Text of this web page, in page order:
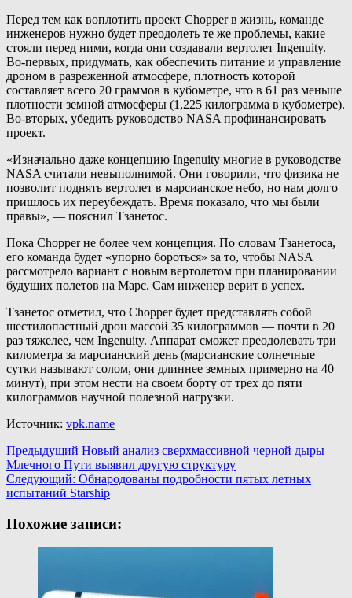
Перед тем как воплотить проект Chopper в жизнь, команде
инженеров нужно будет преодолеть те же проблемы, какие
стояли перед ними, когда они создавали вертолет Ingenuity.
Во-первых, придумать, как обеспечить питание и управление
дроном в разреженной атмосфере, плотность которой
составляет всего 20 граммов в кубометре, что в 61 раз меньше
плотности земной атмосферы (1,225 килограмма в кубометре).
Во-вторых, убедить руководство NASA профинансировать
проект.
«Изначально даже концепцию Ingenuity многие в руководстве
NASA считали невыполнимой. Они говорили, что физика не
позволит поднять вертолет в марсианское небо, но нам долго
пришлось их переубеждать. Время показало, что мы были
правы», — пояснил Тзанетос.
Пока Chopper не более чем концепция. По словам Тзанетоса,
его команда будет «упорно бороться» за то, чтобы NASA
рассмотрело вариант с новым вертолетом при планировании
будущих полетов на Марс. Сам инженер верит в успех.
Тзанетос отметил, что Chopper будет представлять собой
шестилопастный дрон массой 35 килограммов — почти в 20
раз тяжелее, чем Ingenuity. Аппарат сможет преодолевать три
километра за марсианский день (марсианские солнечные
сутки называют солом, они длиннее земных примерно на 40
минут), при этом нести на своем борту от трех до пяти
килограммов научной полезной нагрузки.
Источник: vpk.name
Навигация
записи
Предыдущий Новый анализ сверхмассивной черной дыры
Млечного Пути выявил другую структуру
Следующий: Обнародованы подробности пятых летных
испытаний Starship
Похожие записи: